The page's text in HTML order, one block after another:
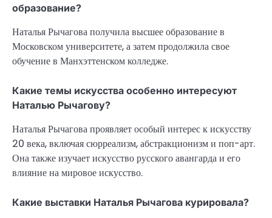
образование?
Наталья Рычагова получила высшее образование в
Московском университете, а затем продолжила свое
обучение в Манхэттенском колледже.
Какие темы искусства особенно интересуют
Наталью Рычагову?
Наталья Рычагова проявляет особый интерес к искусству
20 века, включая сюрреализм, абстракционизм и поп-арт.
Она также изучает искусство русского авангарда и его
влияние на мировое искусство.
Какие выставки Наталья Рычагова курировала?